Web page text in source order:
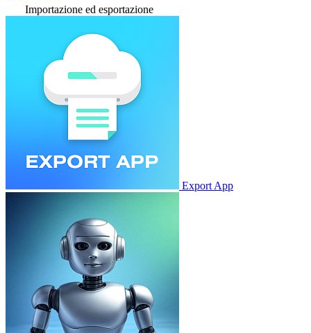
Importazione ed esportazione
Export App